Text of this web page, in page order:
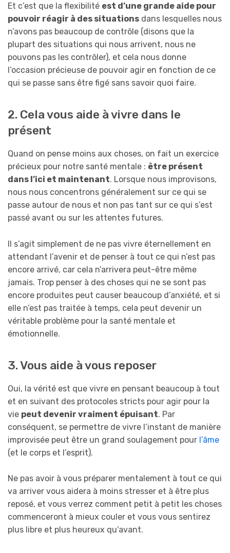
Et c’est que la flexibilité est d’une grande aide pour
pouvoir réagir à des situations dans lesquelles nous
n’avons pas beaucoup de contrôle (disons que la
plupart des situations qui nous arrivent, nous ne
pouvons pas les contrôler), et cela nous donne
l’occasion précieuse de pouvoir agir en fonction de ce
qui se passe sans être figé sans savoir quoi faire.
2. Cela vous aide à vivre dans le
présent
Quand on pense moins aux choses, on fait un exercice
précieux pour notre santé mentale : être présent
dans l’ici et maintenant. Lorsque nous improvisons,
nous nous concentrons généralement sur ce qui se
passe autour de nous et non pas tant sur ce qui s’est
passé avant ou sur les attentes futures.
Il s’agit simplement de ne pas vivre éternellement en
attendant l’avenir et de penser à tout ce qui n’est pas
encore arrivé, car cela n’arrivera peut-être même
jamais. Trop penser à des choses qui ne se sont pas
encore produites peut causer beaucoup d’anxiété, et si
elle n’est pas traitée à temps, cela peut devenir un
véritable problème pour la santé mentale et
émotionnelle.
3. Vous aide à vous reposer
Oui, la vérité est que vivre en pensant beaucoup à tout
et en suivant des protocoles stricts pour agir pour la
vie peut devenir vraiment épuisant. Par
conséquent, se permettre de vivre l’instant de manière
improvisée peut être un grand soulagement pour l’âme
(et le corps et l’esprit).
Ne pas avoir à vous préparer mentalement à tout ce qui
va arriver vous aidera à moins stresser et à être plus
reposé, et vous verrez comment petit à petit les choses
commenceront à mieux couler et vous vous sentirez
plus libre et plus heureux qu’avant.